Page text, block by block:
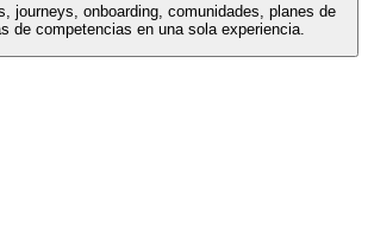
journeys, onboarding, comunidades, planes de
de competencias en una sola experiencia.